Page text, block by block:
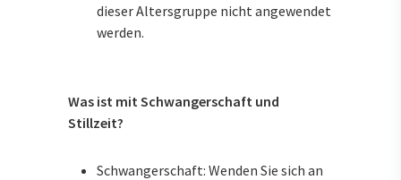
dieser Altersgruppe nicht angewendet
werden.
Was ist mit Schwangerschaft und
Stillzeit?
Schwangerschaft: Wenden Sie sich an